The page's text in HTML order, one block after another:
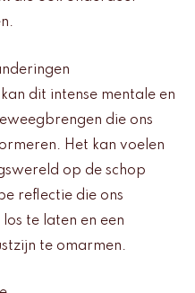
dit intense mentale en
die ons
Het kan voelen
op de schop
reflectie die ons
te laten en een
te omarmen.